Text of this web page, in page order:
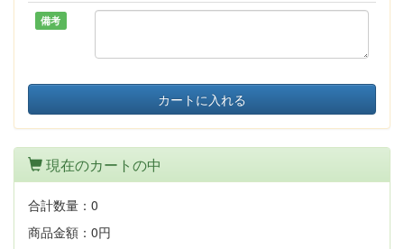
備考
カートに入れる
現在のカートの中
合計数量： 0
商品金額： 0円